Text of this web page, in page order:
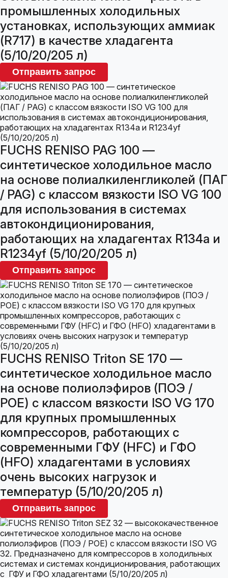
промышленных холодильных
установках, использующих аммиак
(R717) в качестве хладагента
(5/10/20/205 л)
Отправить запрос
FUCHS RENISO PAG 100 —
синтетическое холодильное масло
на основе полиалкиленгликолей (ПАГ
/ PAG) с классом вязкости ISO VG 100
для использования в системах
автокондиционирования,
работающих на хладагентах R134a и
R1234yf (5/10/20/205 л)
Отправить запрос
FUCHS RENISO Triton SE 170 —
синтетическое холодильное масло
на основе полиолэфиров (ПОЭ /
POE) с классом вязкости ISO VG 170
для крупных промышленных
компрессоров, работающих с
современными ГФУ (HFC) и ГФО
(HFO) хладагентами в условиях
очень высоких нагрузок и
температур (5/10/20/205 л)
Отправить запрос